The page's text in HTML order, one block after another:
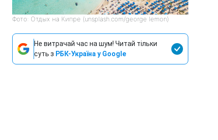
Фото: Отдых на Кипре (unsplash.com/george lemon)
Не витрачай час на шум! Читай тільки
суть з РБК-Україна у Google